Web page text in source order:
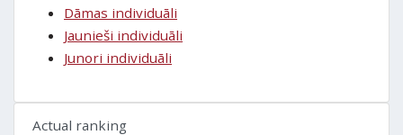
Dāmas individuāli
Jaunieši individuāli
Junori individuāli
Actual ranking